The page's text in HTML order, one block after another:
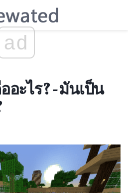
ad
ะไร? - มันเป็น